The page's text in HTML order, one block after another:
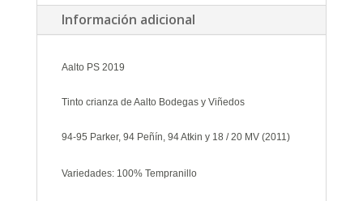
Información adicional
Aalto PS 2019
Tinto crianza de Aalto Bodegas y Viñedos
94-95 Parker, 94 Peñín, 94 Atkin y 18 / 20 MV (2011)
Variedades: 100% Tempranillo